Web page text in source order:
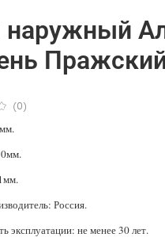
(0)
наружный
Россия.
эксплуатации: не менее 30 лет.